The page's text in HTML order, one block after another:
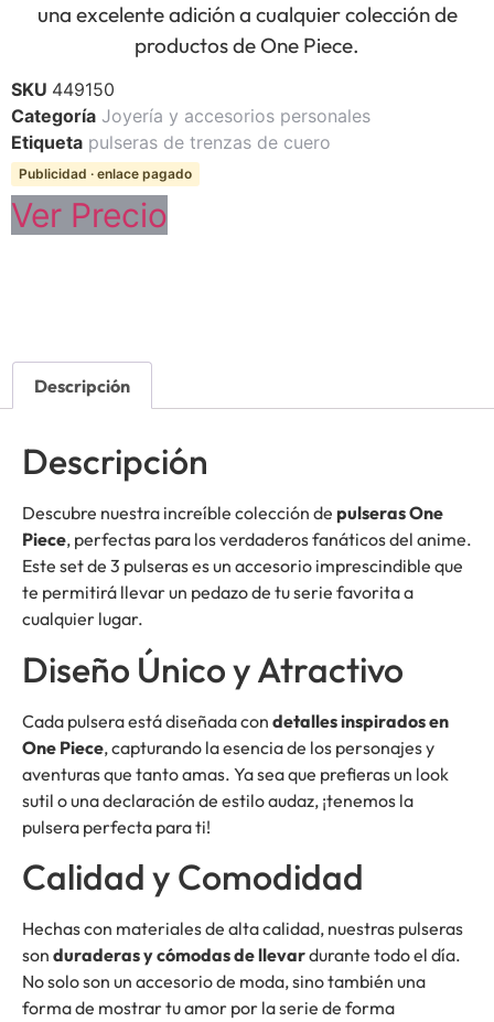
una excelente adición a cualquier colección de
productos de One Piece.
SKU 449150
Categoría Joyería y accesorios personales
Etiqueta pulseras de trenzas de cuero
Publicidad · enlace pagado
Ver Precio
Descripción
Descripción
Descubre nuestra increíble colección de pulseras One
Piece, perfectas para los verdaderos fanáticos del anime.
Este set de 3 pulseras es un accesorio imprescindible que
te permitirá llevar un pedazo de tu serie favorita a
cualquier lugar.
Diseño Único y Atractivo
Cada pulsera está diseñada con detalles inspirados en
One Piece, capturando la esencia de los personajes y
aventuras que tanto amas. Ya sea que prefieras un look
sutil o una declaración de estilo audaz, ¡tenemos la
pulsera perfecta para ti!
Calidad y Comodidad
Hechas con materiales de alta calidad, nuestras pulseras
son duraderas y cómodas de llevardurante todo el día.
No solo son un accesorio de moda, sino también una
forma de mostrar tu amor por la serie de forma